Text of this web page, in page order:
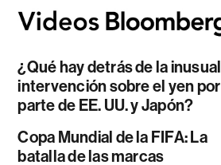
¿Qué hay detrás de la inusual
intervención sobre el yen por
parte de EE. UU. y Japón?
Copa Mundial de la FIFA: La
batalla de las marcas